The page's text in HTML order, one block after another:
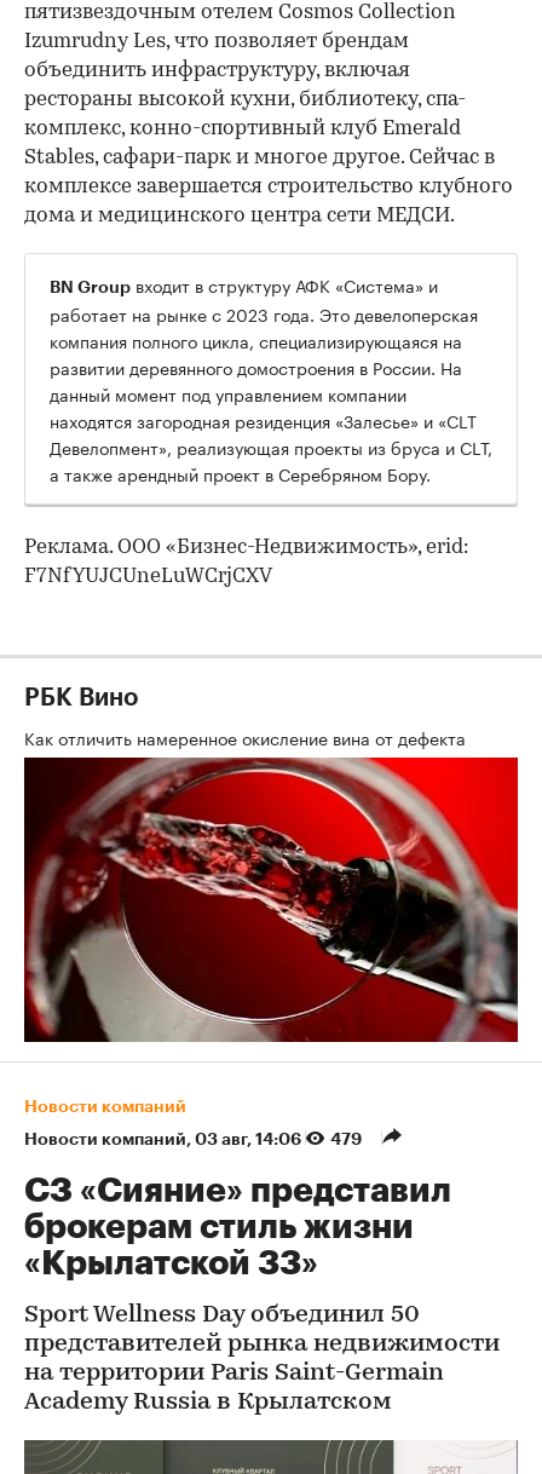
00:00 / 00:00
пятизвездочным отелем Cosmos Collection
Izumrudny Les, что позволяет брендам
объединить инфраструктуру, включая
рестораны высокой кухни, библиотеку, спа-
комплекс, конно-спортивный клуб Emerald
Stables, сафари-парк и многое другое. Сейчас в
комплексе завершается строительство клубного
дома и медицинского центра сети МЕДСИ.
BN Group входит в структуру АФК «Система» и
работает на рынке с 2023 года. Это девелоперская
компания полного цикла, специализирующаяся на
развитии деревянного домостроения в России. На
данный момент под управлением компании
находятся загородная резиденция «Залесье» и «CLT
Девелопмент», реализующая проекты из бруса и СLT,
а также арендный проект в Серебряном Бору.
Реклама. ООО «Бизнес-Недвижимость», erid:
F7NfYUJCUneLuWCrjCXV
РБК Вино
Как отличить намеренное окисление вина от дефекта
Новости компаний
Новости компаний 03 авг, 14:06 479
СЗ «Сияние» представил
брокерам стиль жизни
«Крылатской 33»
Sport Wellness Day объединил 50
представителей рынка недвижимости
на территории Paris Saint-Germain
Academy Russia в Крылатском